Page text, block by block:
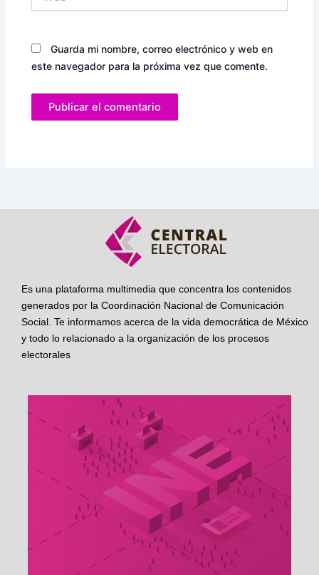
Guarda mi nombre, correo electrónico y web en
este navegador para la próxima vez que comente.
Es una plataforma multimedia que concentra los contenidos
generados por la Coordinación Nacional de Comunicación
Social. Te informamos acerca de la vida democrática de México
y todo lo relacionado a la organización de los procesos
electorales